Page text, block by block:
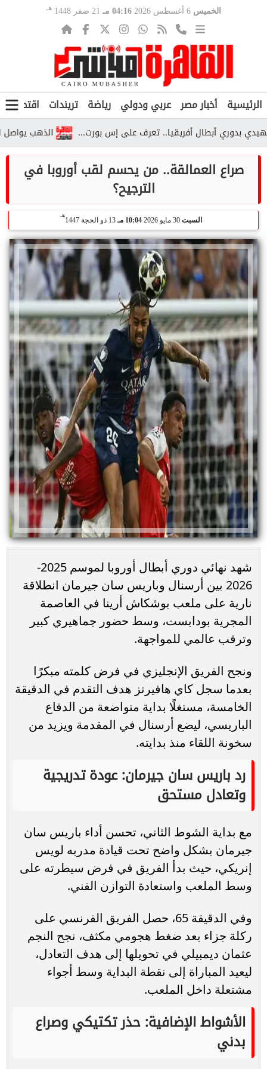
الخميس 04:16 مـ 21 صفر 1448 هـ
الرئيسية أخبار مصر عربي ودولي رياضة تريندات اقتصاد
الذهب يواصل الارتفاع.. عيار 24 يسجل 6825 أبطال أفريقيا.. تعرف على إس بورت...
صراع العمالقة.. من يحسم لقب أوروبا في
الترجيح؟
السبت 10:04 مـ 13 ذو الحجة 1447
هـ
شهد نهائي دوري أبطال أوروبا لموسم 2025-
2026 بين أرسنال وباريس سان جيرمان انطلاقة
نارية على ملعب بوشكاش أرينا في العاصمة
المجرية بودابست، وسط حضور جماهيري كبير
وترقب عالمي للمواجهة.
ونجح الفريق الإنجليزي في فرض كلمته مبكرًا
بعدما سجل كاي هافيرتز هدف التقدم في الدقيقة
الخامسة، مستغلًا بداية متواضعة من الدفاع
الباريسي، ليضع أرسنال في المقدمة ويزيد من
سخونة اللقاء منذ بدايته.
رد باريس سان جيرمان: عودة تدريجية
وتعادل مستحق
مع بداية الشوط الثاني، تحسن أداء باريس سان
جيرمان بشكل واضح تحت قيادة مدربه لويس
إنريكي، حيث بدأ الفريق في فرض سيطرته على
وسط الملعب واستعادة التوازن الفني.
وفي الدقيقة 65، حصل الفريق الفرنسي على
ركلة جزاء بعد ضغط هجومي مكثف، نجح النجم
عثمان ديمبيلي في تحويلها إلى هدف التعادل،
ليعيد المباراة إلى نقطة البداية وسط أجواء
مشتعلة داخل الملعب.
الأشواط الإضافية: حذر تكتيكي وصراع
بدني